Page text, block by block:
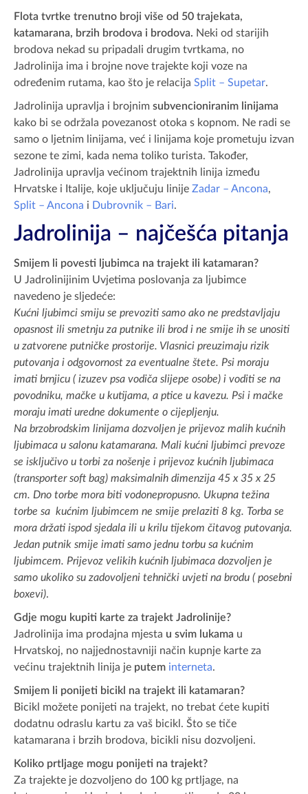
Flota tvrtke trenutno broji više od 50 trajekata,
katamarana, brzih brodova i brodova. Neki od starijih
brodova nekad su pripadali drugim tvrtkama, no
Jadrolinija ima i brojne nove trajekte koji voze na
određenim rutama, kao što je relacija Split – Supetar.
Jadrolinija upravlja i brojnim subvencioniranim linijama
kako bi se održala povezanost otoka s kopnom. Ne radi se
samo o ljetnim linijama, već i linijama koje prometuju izvan
sezone te zimi, kada nema toliko turista. Također,
Jadrolinija upravlja većinom trajektnih linija između
Hrvatske i Italije, koje uključuju linije Zadar – Ancona,
Split – Ancona i Dubrovnik – Bari.
Jadrolinija – najčešća pitanja
Smijem li povesti ljubimca na trajekt ili katamaran?
U Jadrolinijinim Uvjetima poslovanja za ljubimce
navedeno je sljedeće:
Kućni ljubimci smiju se prevoziti samo ako ne predstavljaju
opasnost ili smetnju za putnike ili brod i ne smije ih se unositi
u zatvorene putničke prostorije. Vlasnici preuzimaju rizik
putovanja i odgovornost za eventualne štete. Psi moraju
imati brnjicu ( izuzev psa vodiča slijepe osobe) i voditi se na
povodniku, mačke u kutijama, a ptice u kavezu. Psi i mačke
moraju imati uredne dokumente o cijepljenju.
Na brzobrodskim linijama dozvoljen je prijevoz malih kućnih
ljubimaca u salonu katamarana. Mali kućni ljubimci prevoze
se isključivo u torbi za nošenje i prijevoz kućnih ljubimaca
(transporter soft bag) maksimalnih dimenzija 45 x 35 x 25
cm. Dno torbe mora biti vodonepropusno. Ukupna težina
torbe sa kućnim ljubimcem ne smije prelaziti 8 kg. Torba se
mora držati ispod sjedala ili u krilu tijekom čitavog putovanja.
Jedan putnik smije imati samo jednu torbu sa kućnim
ljubimcem. Prijevoz velikih kućnih ljubimaca dozvoljen je
samo ukoliko su zadovoljeni tehnički uvjeti na brodu ( posebni
boxevi).
Gdje mogu kupiti karte za trajekt Jadrolinije?
Jadrolinija ima prodajna mjesta u svim lukama u
Hrvatskoj, no najjednostavniji način kupnje karte za
većinu trajektnih linija je putem interneta.
Smijem li ponijeti bicikl na trajekt ili katamaran?
Bicikl možete ponijeti na trajekt, no trebat ćete kupiti
dodatnu odraslu kartu za vaš bicikl. Što se tiče
katamarana i brzih brodova, bicikli nisu dozvoljeni.
Koliko prtljage mogu ponijeti na trajekt?
Za trajekte je dozvoljeno do 100 kg prtljage, na